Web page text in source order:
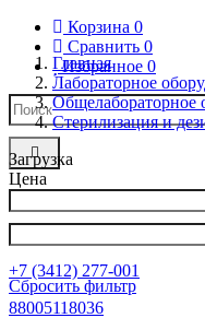
Корзина 0
Сравнить 0
Избранное 0
Написать в Телеграм
+7 (3412) 277-001
88005118036
Главная
Лабораторное
Общелабораторное
Стерилизация и
Загрузка
Цена
Сбросить фильтр